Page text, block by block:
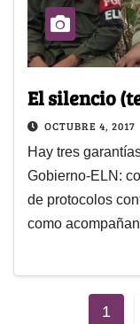
El silencio
OCTUBRE 4, 2017
Hay tres
Gobierno-ELN:
de protocolos
como
1